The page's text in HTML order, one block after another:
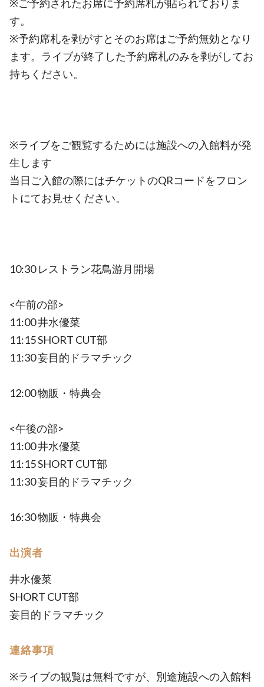
※ご予約されたお席に予約席札が貼られておりま
す。
※予約席札を剥がすとそのお席はご予約無効となり
ます。ライブが終了した予約席札のみを剥がしてお
持ちください。
※ライブをご観覧するためには施設への入館料が発
生します
当日ご入館の際にはチケットのQRコードをフロン
トにてお見せください。
10:30 レストラン花鳥游月開場
<午前の部>
11:00 井水優菜
11:15 SHORT CUT部
11:30 妄目的ドラマチック
12:00 物販・特典会
<午後の部>
11:00 井水優菜
11:15 SHORT CUT部
11:30 妄目的ドラマチック
16:30 物販・特典会
出演者
井水優菜
SHORT CUT部
妄目的ドラマチック
連絡事項
※ライブの観覧は無料ですが、別途施設への入館料